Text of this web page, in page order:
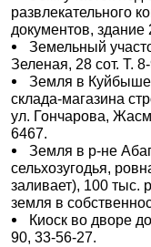
развлекательного
документов, здание
Земельный
Зеленая, 28 сот. Т.
Земля в
склада-магазина
ул. Гончарова,
6467.
Земля в р-не
сельхозугодья,
заливает), 100 тыс.
земля в
Киоск во дворе
90, 33-56-27.